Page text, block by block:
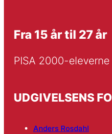
Fra 15 år til 27 år
PISA 2000-eleverne
UDGIVELSENS
Anders Rosdahl